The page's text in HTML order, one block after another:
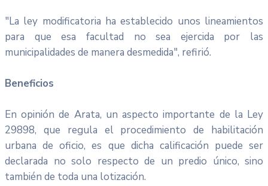
"La ley modificatoria ha establecido unos lineamientos
para que esa facultad no sea ejercida por las
municipalidades de manera desmedida", refirió.
Beneficios
En opinión de Arata, un aspecto importante de la Ley
29898, que regula el procedimiento de habilitación
urbana de oficio, es que dicha calificación puede ser
declarada no solo respecto de un predio único, sino
también de toda una lotización.